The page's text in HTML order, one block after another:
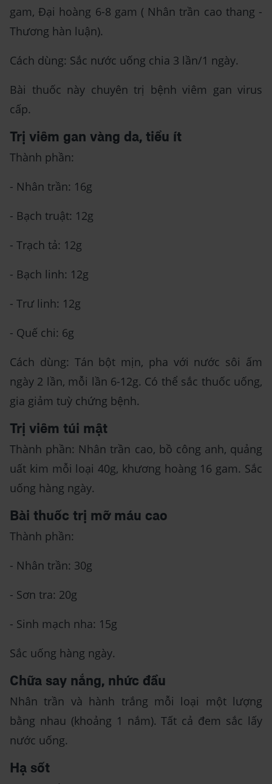
gam, Đại hoàng 6-8 gam ( Nhân trần cao thang -
Thương hàn luận).
Cách dùng: Sắc nước uống chia 3 lần/1 ngày.
Bài thuốc này chuyên trị bệnh viêm gan virus
cấp.
Trị viêm gan vàng da, tiểu ít
Thành phần:
- Nhân trần: 16g
- Bạch truật: 12g
- Trạch tả: 12g
- Bạch linh: 12g
- Trư linh: 12g
- Quế chi: 6g
Cách dùng: Tán bột mịn, pha với nước sôi ấm
ngày 2 lần, mỗi lần 6-12g. Có thể sắc thuốc uống,
gia giảm tuỳ chứng bệnh.
Trị viêm túi mật
Thành phần: Nhân trần cao, bồ công anh, quảng
uất kim mỗi loại 40g, khương hoàng 16 gam. Sắc
uống hàng ngày.
Bài thuốc trị mỡ máu cao
Thành phần:
- Nhân trần: 30g
- Sơn tra: 20g
- Sinh mạch nha: 15g
Sắc uống hàng ngày.
Chữa say nắng, nhức đầu
Nhân trần và hành trắng mỗi loại một lượng
bằng nhau (khoảng 1 nắm). Tất cả đem sắc lấy
nước uống.
Hạ sốt